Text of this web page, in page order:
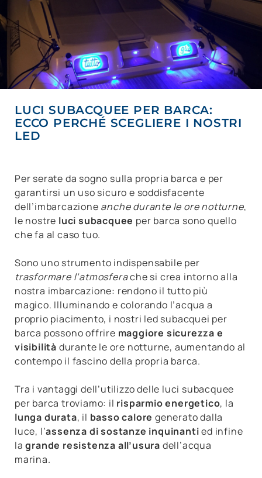
LUCI SUBACQUEE PER BARCA:
ECCO PERCHÉ SCEGLIERE I NOSTRI
LED
Per serate da sogno sulla propria barca e per
garantirsi un uso sicuro e soddisfacente
dell’imbarcazione anche durante le ore notturne,
le nostre luci subacquee per barca sono quello
che fa al caso tuo.
Sono uno strumento indispensabile per
trasformare l’atmosferache si crea intorno alla
nostra imbarcazione: rendono il tutto più
magico. Illuminando e colorando l’acqua a
proprio piacimento, i nostri led subacquei per
barca possono offrire maggiore sicurezza e
visibilità durante le ore notturne, aumentando al
contempo il fascino della propria barca.
Tra i vantaggi dell’utilizzo delle luci subacquee
per barca troviamo: il risparmio energetico, la
lunga durata, il basso calore generato dalla
luce, l’assenza di sostanze inquinantied infine
lagrande resistenza all’usura dell’acqua
marina.